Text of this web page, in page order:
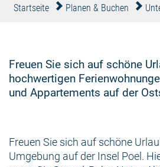
Startseite Planen & Buchen
Freuen Sie sich auf schöne
hochwertigen
und Appartements auf der
Freuen Sie sich auf schöne
Umgebung auf der Insel Poel.